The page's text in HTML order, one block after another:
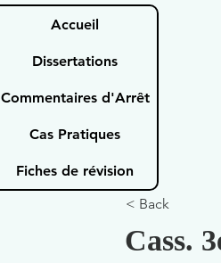
Accueil
Dissertations
Commentaires d'Arrêt
Cas Pratiques
Fiches de révision
< Back
Cass.